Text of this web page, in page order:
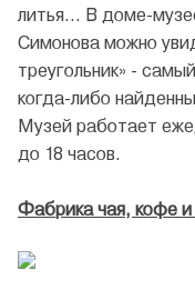
литья… В доме-
Симонова можно
треугольник» -
когда-либо
Музей работает
до 18 часов.
Фабрика чая, кофе